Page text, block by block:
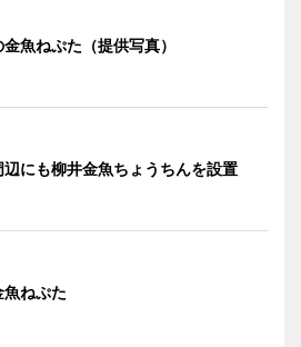
魚ねぷた（提供写真）
辺にも柳井金魚ちょうちんを設置
ねぷた